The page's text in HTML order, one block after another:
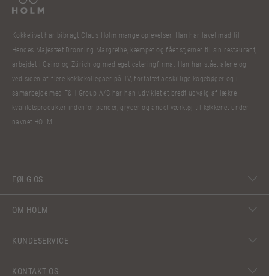
Kokkelivet har bibragt Claus Holm mange oplevelser. Han har lavet mad til
Hendes Majestæt Dronning Margrethe, kæmpet og fået stjerner til sin restaurant,
arbejdet i Cairo og Zürich og med eget cateringfirma. Han har stået alene og
ved siden af flere kokkekollegaer på TV, forfattet adskillige kogebøger og i
samarbejde med F&H Group A/S har han udviklet et bredt udvalg af lækre
kvalitetsprodukter indenfor pander, gryder og andet værktøj til køkkenet under
navnet HOLM.
FØLG OS
OM HOLM
KUNDESERVICE
KONTAKT OS